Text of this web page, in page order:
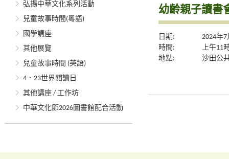
弘揚中華文化系列活動
兒童故事時間(粵語)
國學講座
其他展覽
兒童故事時間 (英語)
4．23世界閱讀日
其他講座 / 工作坊
中華文化節2026圖書館配合活動
幼齡親子讀書
日期:
2024年
時間:
上午11
地點:
沙田公